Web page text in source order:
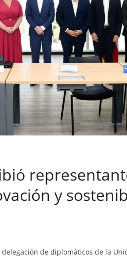
y
de diplomáticos de la